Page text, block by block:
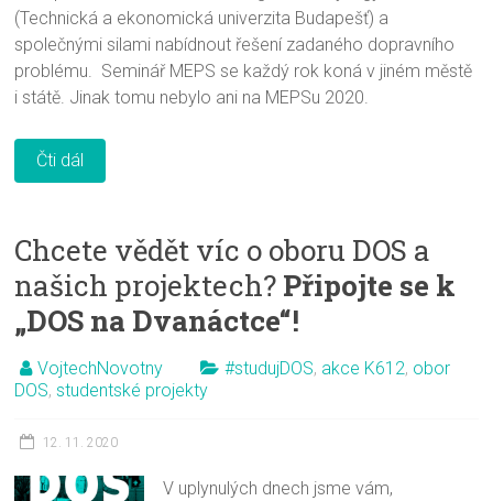
(Technická a ekonomická univerzita Budapešť) a
společnými silami nabídnout řešení zadaného dopravního
problému. Seminář MEPS se každý rok koná v jiném městě
i státě. Jinak tomu nebylo ani na MEPSu 2020.
Čti dál
Chcete vědět víc o oboru DOS a
našich projektech? Připojte se k
„DOS na Dvanáctce“!
VojtechNovotny #studujDOS, akce K612, obor
DOS,studentské projekty
12. 11. 2020
V uplynulých dnech jsme vám,